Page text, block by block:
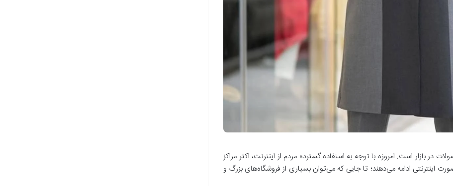
در بازار است. امروزه با توجه به استفاده گسترده مردم از اینترنت، اکثر مراکز
اینترنتی ادامه می‌دهند؛ تا جایی که می‌توان بسیاری از فروشگاه‌های بزرگ و